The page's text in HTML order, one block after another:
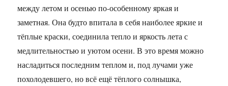
между летом и осенью по-особенному яркая и
заметная. Она будто впитала в себя наиболее яркие и
тёплые краски, соединила тепло и яркость лета с
медлительностью и уютом осени. В это время можно
насладиться последним теплом и, под лучами уже
похолодевшего, но всё ещё тёплого солнышка,